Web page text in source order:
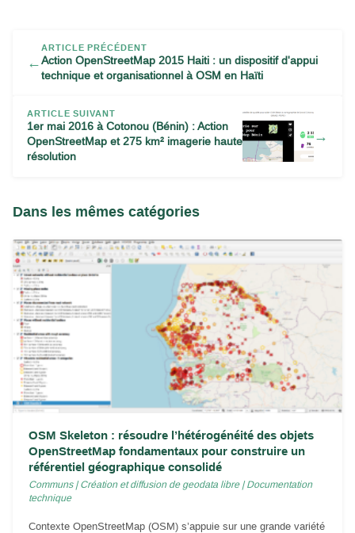
←
ARTICLE PRÉCÉDENT
Action OpenStreetMap 2015 Haiti : un dispositif d'appui
technique et organisationnel à OSM en Haïti
ARTICLE SUIVANT
1er mai 2016 à Cotonou (Bénin) : Action
OpenStreetMap et 275 km² imagerie haute
résolution
→
Dans les mêmes catégories
OSM Skeleton : résoudre l’hétérogénéité des objets
OpenStreetMap fondamentaux pour construire un
référentiel géographique consolidé
Communs|Création et diffusion de geodata libre|Documentation
technique
Contexte OpenStreetMap (OSM) s’appuie sur une grande variété